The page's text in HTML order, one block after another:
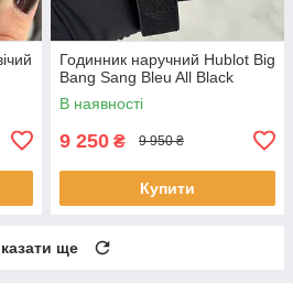
Годинник наручний Hublot Big
Bang Sang Bleu All Black
В наявності
9 250 ₴ 9 950 ₴
Купити
ще